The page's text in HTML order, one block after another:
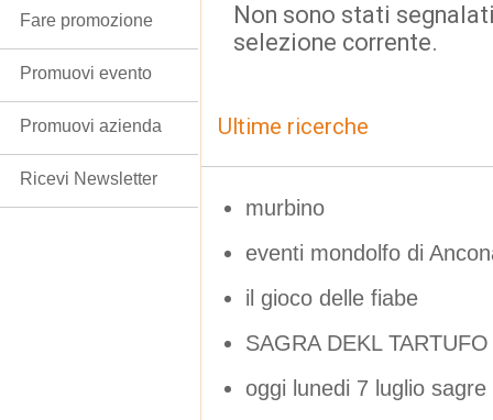
Non sono stati
selezione corrente.
Ultime ricerche
murbino
eventi mondolfo di
il gioco delle fiabe
SAGRA DEKL TARTUFO
oggi lunedi 7 luglio
Fare promozione
Promuovi evento
Promuovi azienda
Ricevi Newsletter